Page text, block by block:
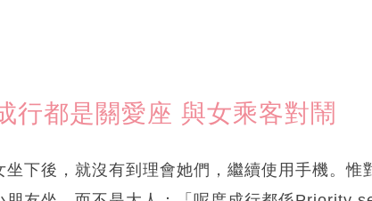
行都是關愛座 與女乘客對鬧
坐下後，就沒有到理會她們，繼續使用手機。惟